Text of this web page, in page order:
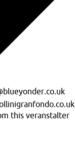
this veranstalter